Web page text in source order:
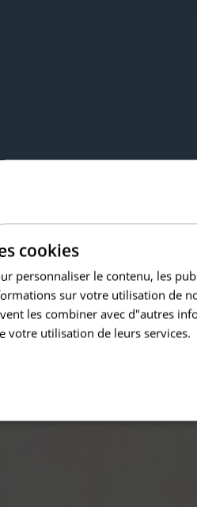
cookies
personnaliser le contenu, les
sur votre utilisation de
les combiner avec d"autres
votre utilisation de leurs services.